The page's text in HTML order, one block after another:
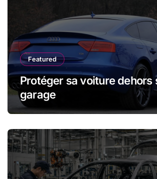
Featured
Protéger sa voiture dehors
garage